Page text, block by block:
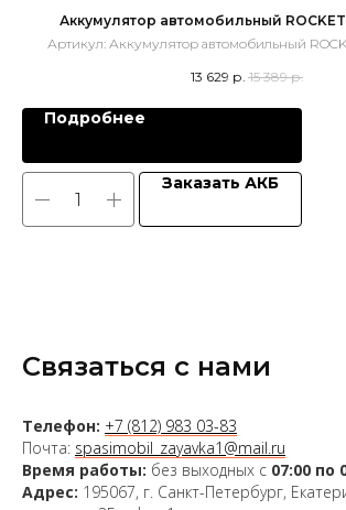
Аккумулятор автомобильный
Артикул: Аккумулятор автомобильный
13 629 р. 15 389 р.
Подробнее
Заказать АКБ
Связаться с нами
Телефон: +7 (812) 983 03-83
Почта: spasimobil_zayavka1@mail.ru
Время работы: без выходных с 07:00 по
Адрес: 195067, г. Санкт-Петербург,